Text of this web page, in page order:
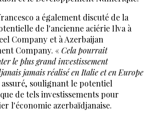
a également discuté de la
de l'ancienne aciérie Ilva à
Company et à Azerbaijan
Company. «Cela pourrait
le plus grand investissement
jamais réalisé en Italie et en Europe
soulignant le potentiel
de tels investissements pour
l'économie azerbaïdjanaise.